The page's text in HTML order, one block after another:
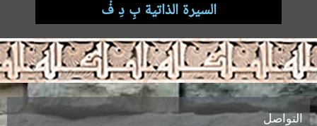
السيرة الذاتية بِ دِ فْ
.
التواصل